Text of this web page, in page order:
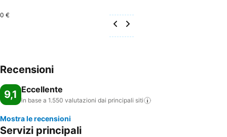
0 €
Recensioni
9,1 Eccellente
in base a 1.550 valutazioni dai principali siti
Mostra le recensioni
Servizi principali